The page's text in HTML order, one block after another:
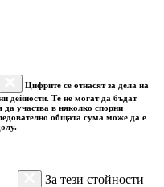
Цифрите се отнасят за дела на
дейности. Те не могат да бъдат
участва в няколко спорни
общата сума може да е
За тези стойности